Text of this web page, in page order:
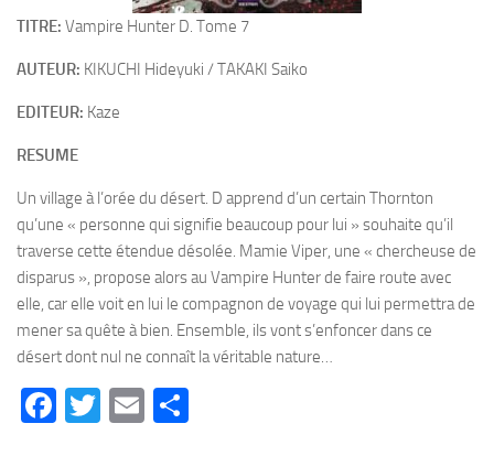
TITRE: Vampire Hunter D. Tome 7
AUTEUR: KIKUCHI Hideyuki / TAKAKI Saiko
EDITEUR: Kaze
RESUME
Un village à l’orée du désert. D apprend d’un certain Thornton
qu’une « personne qui signifie beaucoup pour lui » souhaite qu’il
traverse cette étendue désolée. Mamie Viper, une « chercheuse de
disparus », propose alors au Vampire Hunter de faire route avec
elle, car elle voit en lui le compagnon de voyage qui lui permettra de
mener sa quête à bien. Ensemble, ils vont s’enfoncer dans ce
désert dont nul ne connaît la véritable nature…
Facebook
Twitter
Email